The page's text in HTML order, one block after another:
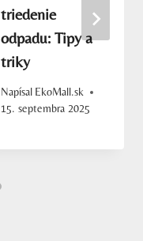
triedenie
odpadu: Tipy a
triky
Napísal EkoMall.sk
15. septembra 2025